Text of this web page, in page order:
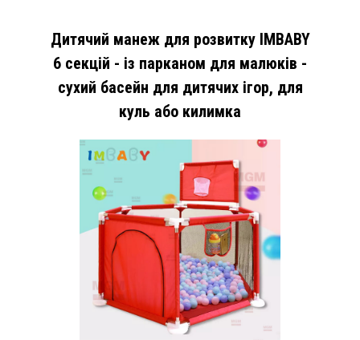
Дитячий манеж для розвитку IMBABY
6 секцій - із парканом для малюків -
сухий басейн для дитячих ігор, для
куль або килимка